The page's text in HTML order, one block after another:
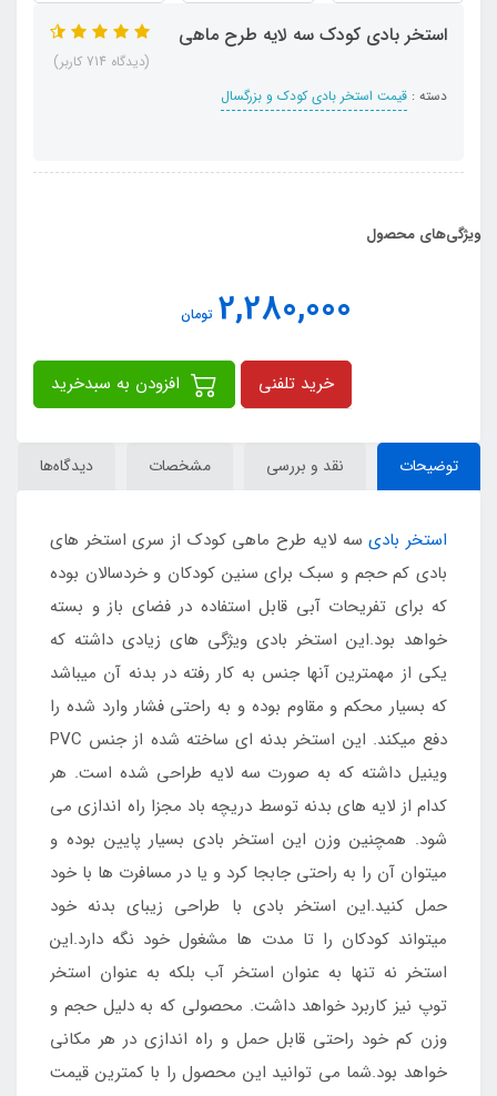
استخر بادی کودک سه لایه طرح ماهی
دسته : قیمت استخر بادی کودک و بزرگسال
(دیدگاه 714 کاربر)
ویژگی‌های محصول
2,280,000 تومان
خرید تلفنی
توضیحات نقد و بررسی مشخصات دیدگاه‌ها
استخر بادیسه لایه طرح ماهی کودک از سری استخر های
بادی کم حجم و سبک برای سنین کودکان و خردسالان بوده
که برای تفریحات آبی قابل استفاده در فضای باز و بسته
خواهد بود.این استخر بادی ویژگی های زیادی داشته که
یکی از مهمترین آنها جنس به کار رفته در بدنه آن میباشد
که بسیار محکم و مقاوم بوده و به راحتی فشار وارد شده را
دفع میکند. این استخر بدنه ای ساخته شده از جنس PVC
وینیل داشته که به صورت سه لایه طراحی شده است. هر
کدام از لایه های بدنه توسط دریچه باد مجزا راه اندازی می
شود. همچنین وزن این استخر بادی بسیار پایین بوده و
میتوان آن را به راحتی جابجا کرد و یا در مسافرت ها با خود
حمل کنید.این استخر بادی با طراحی زیبای بدنه خود
میتواند کودکان را تا مدت ها مشغول خود نگه دارد.این
استخر نه تنها به عنوان استخر آب بلکه به عنوان استخر
توپ نیز کاربرد خواهد داشت. محصولی که به دلیل حجم و
وزن کم خود راحتی قابل حمل و راه اندازی در هر مکانی
خواهد بود.شما می توانید این محصول را با کمترین قیمت